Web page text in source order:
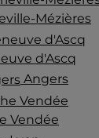
Mézières
d'Ascq
Angers
Vendée